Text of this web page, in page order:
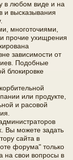
в любом виде и на
и высказывания
многоточиями,
прочие ухищрения
зависимости от
Подобные
блокировке
или продукте,
и расовой
Вы можете задать
сайта в
форума" только
на свои вопросы в